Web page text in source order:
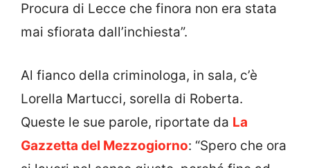
Procura di Lecce che finora non era stata
mai sfiorata dall’inchiesta”.
Al fianco della criminologa, in sala, c’è
Lorella Martucci, sorella di Roberta.
Queste le sue parole, riportate da La
Gazzetta del Mezzogiorno: “Spero che ora